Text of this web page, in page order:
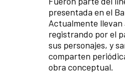
presentada en el
Actualmente llevan
registrando por el
sus personajes, y
comparten
obra conceptual.